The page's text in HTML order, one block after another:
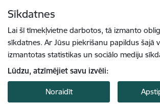
Sīkdatnes
Lai šī tīmekļvietne darbotos, tā izmanto
sīkdatnes. Ar Jūsu piekrišanu papildus šajā
izmantotas statistikas un sociālo mediju
Lūdzu, atzīmējiet savu izvēli:
Noraidīt